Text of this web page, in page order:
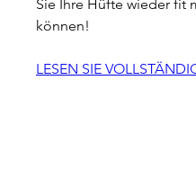
Sie Ihre Hüfte wieder fit
können!
LESEN SIE